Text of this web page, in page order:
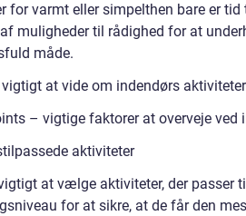
for varmt eller simpelthen bare er
muligheder til rådighed for at
måde.
at vide om indendørs
– vigtige faktorer at overveje ved
aktiviteter
at vælge aktiviteter, der passer
for at sikre, at de får den